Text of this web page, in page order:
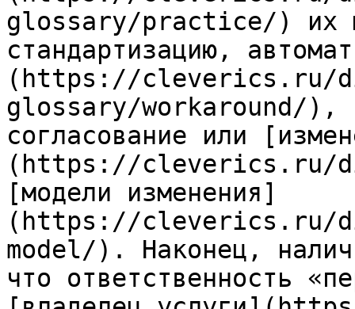
glossary/practice/) их
стандартизацию,
(https://cleverics.ru/
glossary/workaround/),
согласование или
(https://cleverics.ru/
[модели изменения]
(https://cleverics.ru/
model/). Наконец,
что ответственность